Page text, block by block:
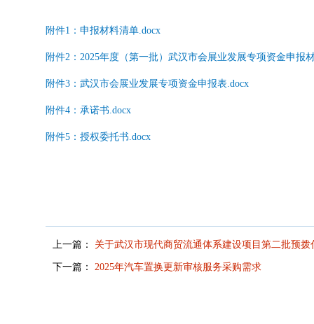
附件1：申报材料清单.docx
附件2：2025年度（第一批）武汉市会展业发展专项资金申报
附件3：武汉市会展业发展专项资金申报表.docx
附件4：承诺书.docx
附件5：授权委托书.docx
上一篇： 关于武汉市现代商贸流通体系建设项目第二批预
下一篇： 2025年汽车置换更新审核服务采购需求